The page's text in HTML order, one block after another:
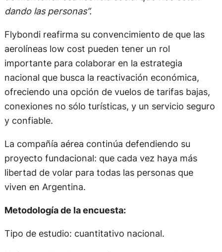
dando las personas”.
Flybondi reafirma su convencimiento de que las
aerolíneas low cost pueden tener un rol
importante para colaborar en la estrategia
nacional que busca la reactivación económica,
ofreciendo una opción de vuelos de tarifas bajas,
conexiones no sólo turísticas, y un servicio seguro
y confiable.
La compañía aérea continúa defendiendo su
proyecto fundacional: que cada vez haya más
libertad de volar para todas las personas que
viven en Argentina.
Metodología de la encuesta:
Tipo de estudio: cuantitativo nacional.